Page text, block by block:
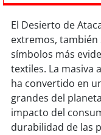
soyantofagasta
soycopiapó
soy valparaíso
soyquillota
soysanantonio
El Desierto de
extremos,
símbolos más
textiles. La masiva
ha convertido en
grandes del
impacto del
durabilidad de las